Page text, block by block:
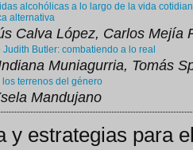
alcohólicas a lo largo de la vida
alternativa
Calva López, Carlos Mejía
Butler: combatiendo a lo real
Muniagurria, Tomás
terrenos del género
Mandujano
y estrategias para